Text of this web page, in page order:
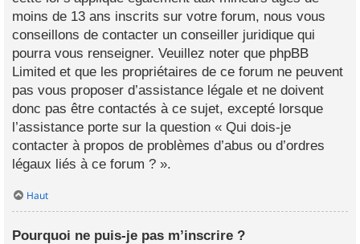
moins de 13 ans inscrits sur votre forum, nous vous
conseillons de contacter un conseiller juridique qui
pourra vous renseigner. Veuillez noter que phpBB
Limited et que les propriétaires de ce forum ne peuvent
pas vous proposer d’assistance légale et ne doivent
donc pas être contactés à ce sujet, excepté lorsque
l’assistance porte sur la question « Qui dois-je
contacter à propos de problèmes d’abus ou d’ordres
légaux liés à ce forum ? ».
Haut
Pourquoi ne puis-je pas m’inscrire ?